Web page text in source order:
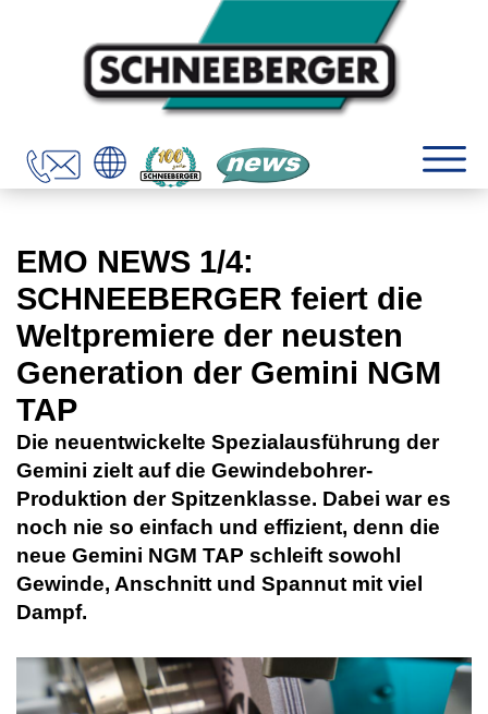
EMO NEWS 1/4:
SCHNEEBERGER feiert die
Weltpremiere der neusten
Generation der Gemini NGM
TAP
Die neuentwickelte Spezialausführung der
Gemini zielt auf die Gewindebohrer-
Produktion der Spitzenklasse. Dabei war es
noch nie so einfach und effizient, denn die
neue Gemini NGM TAP schleift sowohl
Gewinde, Anschnitt und Spannut mit viel
Dampf.